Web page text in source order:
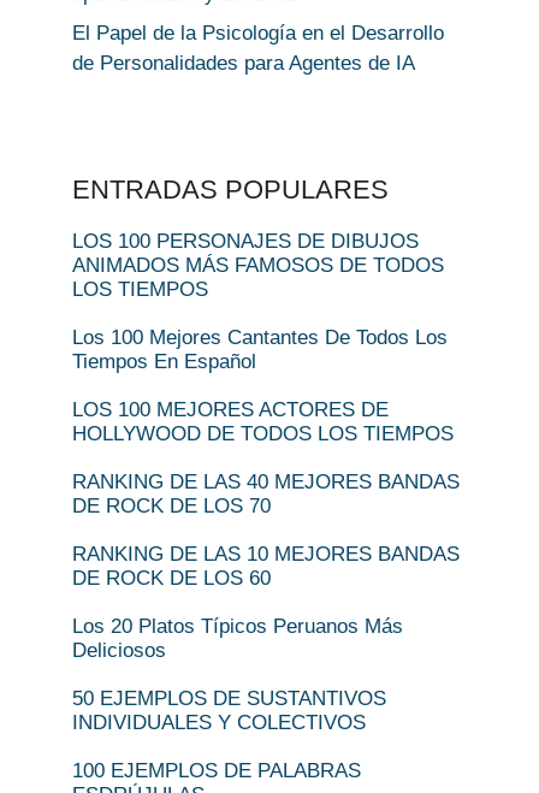
El Papel de la Psicología en el Desarrollo
de Personalidades para Agentes de IA
ENTRADAS POPULARES
LOS 100 PERSONAJES DE DIBUJOS
ANIMADOS MÁS FAMOSOS DE TODOS
LOS TIEMPOS
Los 100 Mejores Cantantes De Todos Los
Tiempos En Español
LOS 100 MEJORES ACTORES DE
HOLLYWOOD DE TODOS LOS TIEMPOS
RANKING DE LAS 40 MEJORES BANDAS
DE ROCK DE LOS 70
RANKING DE LAS 10 MEJORES BANDAS
DE ROCK DE LOS 60
Los 20 Platos Típicos Peruanos Más
Deliciosos
50 EJEMPLOS DE SUSTANTIVOS
INDIVIDUALES Y COLECTIVOS
100 EJEMPLOS DE PALABRAS